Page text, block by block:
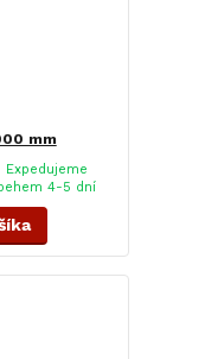
mm
Expedujeme
4-5 dní